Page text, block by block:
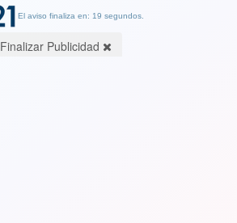
El aviso finaliza en: 19 segundos.
Finalizar Publicidad